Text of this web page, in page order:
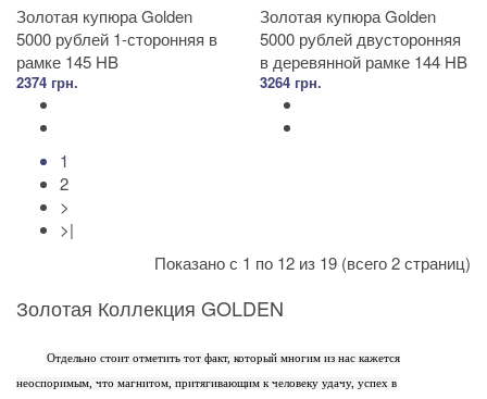
Золотая купюра Golden
5000 рублей 1-сторонняя в
рамке 145 HB
2374 грн.
Золотая купюра Golden
5000 рублей двусторонняя
в деревянной рамке 144 HB
3264 грн.
1
2
>
>|
Показано с 1 по 12 из 19 (всего 2 страниц)
Золотая Коллекция GOLDEN
Отдельно стоит отметить тот факт, который многим из нас кажется
неоспоримым, что магнитом, притягивающим к человеку удачу, успех в